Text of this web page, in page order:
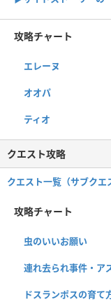
攻略チャート
エレーヌ
オオパ
ティオ
クエスト攻略
クエスト一覧（サブクエ
攻略チャート
虫のいいお願い
連れ去られ事件・ア
ドスランポスの育て